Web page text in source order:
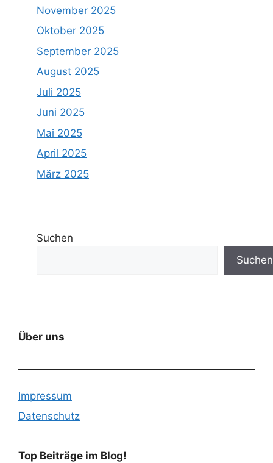
November 2025
Oktober 2025
September 2025
August 2025
Juli 2025
Juni 2025
Mai 2025
April 2025
März 2025
Suchen
Suchen
Über uns
Impressum
Datenschutz
Top Beiträge im Blog!